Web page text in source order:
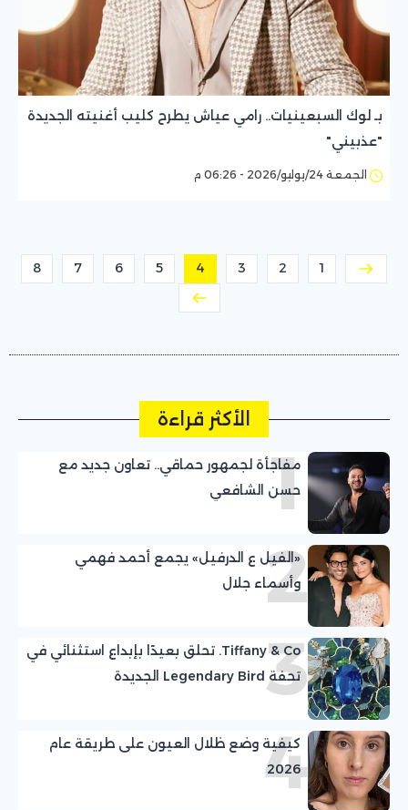
بـ لوك السبعينيات.. رامي عياش يطرح كليب أغنيته الجديدة
"عذبيني"
الجمعة 24/يوليو/2026 - 06:26 م
1
2
3
4
5
6
7
8
الأكثر قراءة
1
مفاجأة لجمهور حماقي.. تعاون جديد مع
حسن الشافعي
2
«الفيل ع الدرفيل» يجمع أحمد فهمي
وأسماء جلال
3
Tiffany & Co. تحلق بعيدًا بإبداع استثنائي في
تحفة Legendary Bird الجديدة
4
كيفية وضع ظلال العيون على طريقة عام
2026